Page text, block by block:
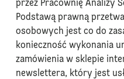
przez Pracownię Analizy
Podstawą prawną
osobowych jest co do
konieczność wykonania
zamówienia w sklepie
newslettera, który jest